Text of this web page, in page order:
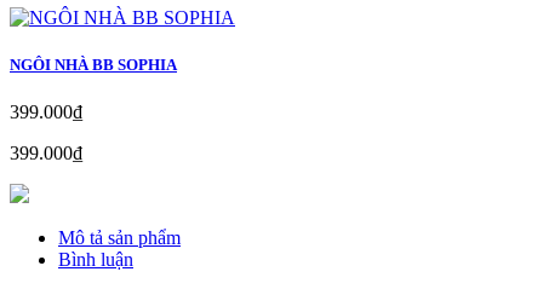
NGÔI NHÀ BB SOPHIA
399.000₫
399.000₫
Mô tả sản phẩm
Bình luận